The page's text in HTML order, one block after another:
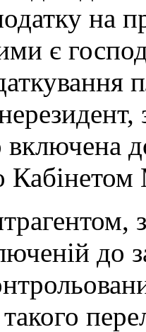
на
є
включена
Кабінетом
до